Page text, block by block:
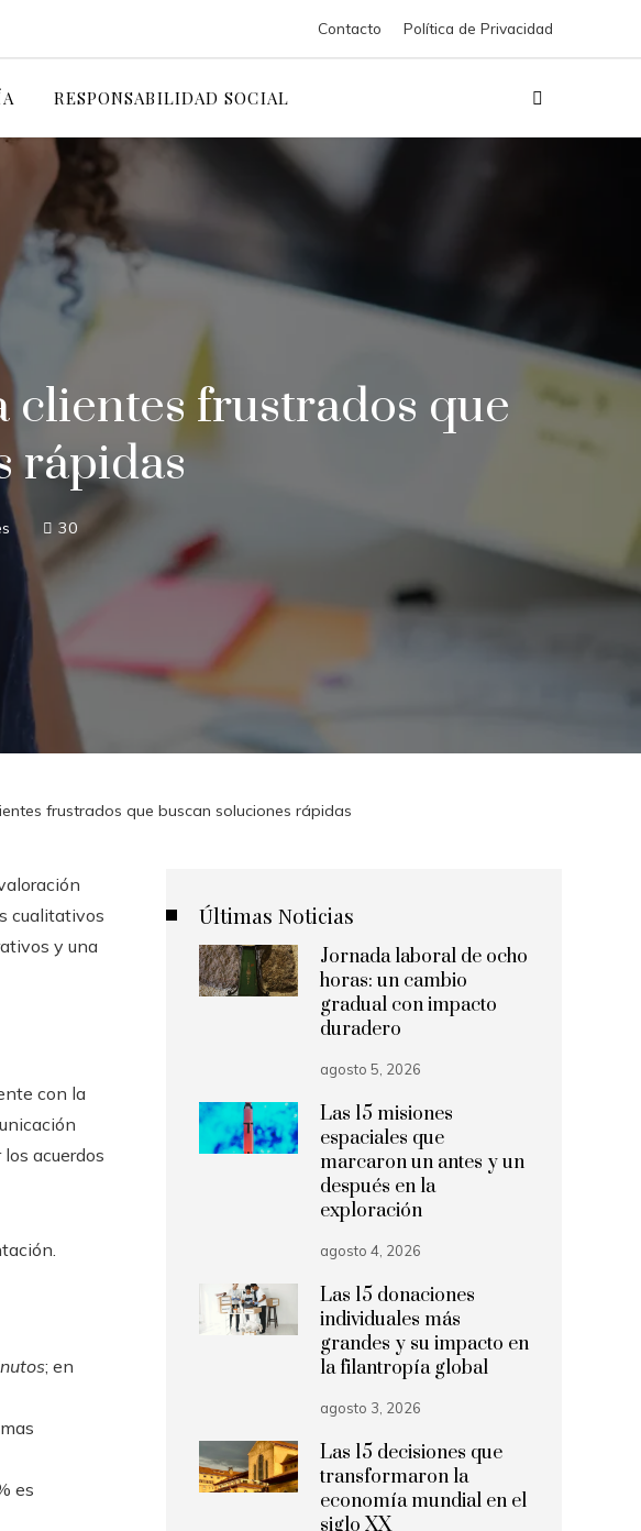
Contacto Política de Privacidad
RESPONSABILIDAD SOCIAL
clientes frustrados que
rápidas
30
frustrados que buscan soluciones rápidas
cualitativos
y una
con la
acuerdos
; en
es
Últimas Noticias
Jornada laboral de ocho
horas: un cambio
gradual con impacto
duradero
agosto 5, 2026
Las 15 misiones
espaciales que
marcaron un antes y un
después en la
exploración
agosto 4, 2026
Las 15 donaciones
individuales más
grandes y su impacto en
la filantropía global
agosto 3, 2026
Las 15 decisiones que
transformaron la
economía mundial en el
siglo XX